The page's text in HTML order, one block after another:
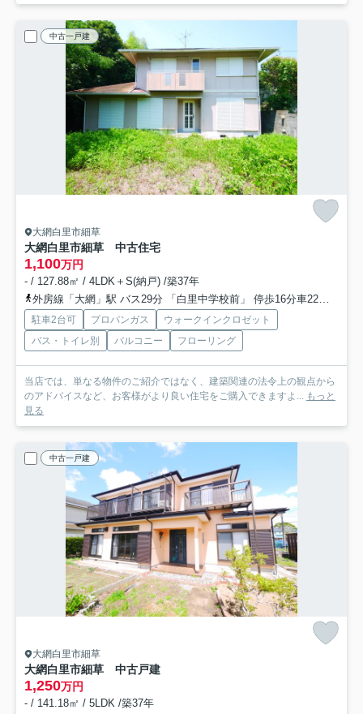
中古一戸建
大網白里市細草
大網白里市細草 中古住宅
1,100万円
- / 127.88㎡ / 4LDK＋S(納戸) /築37年
外房線「大網」駅 バス29分 「白里中学校前」 停歩16分車22分 8.6km
駐車2台可 プロパンガス
ウォークインクロゼット
バス・トイレ別
バルコニー フローリング
当店では、単なる物件のご紹介ではなく、建築関連の法令上の観点から
のアドバイスなど、お客様がより良い住宅をご購入できますよ... もっと
見る
中古一戸建
大網白里市細草
大網白里市細草 中古戸建
1,250万円
- / 141.18㎡ / 5LDK /築37年